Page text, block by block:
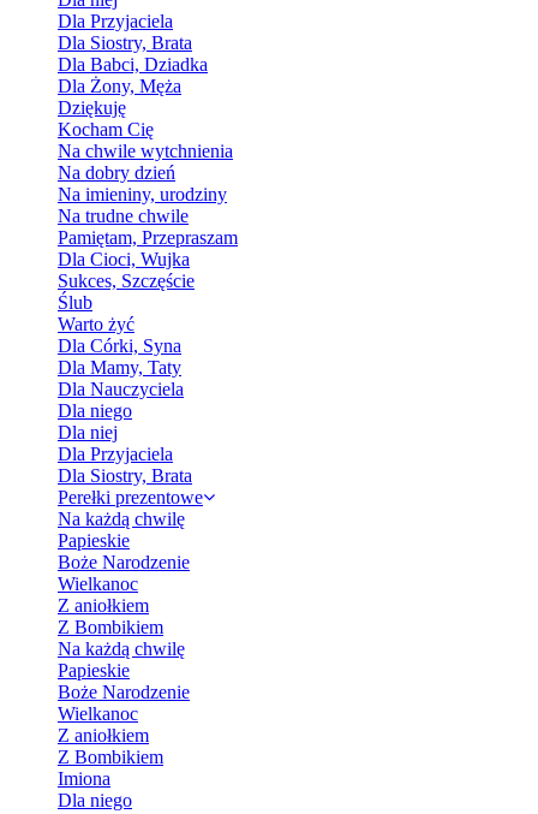
Dla Przyjaciela
Dla Siostry, Brata
Dla Babci, Dziadka
Dla Żony, Męża
Dziękuję
Kocham Cię
Na chwile wytchnienia
Na dobry dzień
Na imieniny, urodziny
Na trudne chwile
Pamiętam, Przepraszam
Dla Cioci, Wujka
Sukces, Szczęście
Ślub
Warto żyć
Dla Córki, Syna
Dla Mamy, Taty
Dla Nauczyciela
Dla niego
Dla niej
Dla Przyjaciela
Dla Siostry, Brata
Perełki prezentowe
Na każdą chwilę
Papieskie
Boże Narodzenie
Wielkanoc
Z aniołkiem
Z Bombikiem
Na każdą chwilę
Papieskie
Boże Narodzenie
Wielkanoc
Z aniołkiem
Z Bombikiem
Imiona
Dla niego